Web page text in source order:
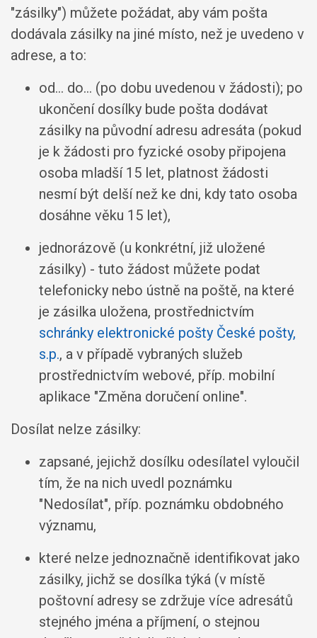
"zásilky") můžete požádat, aby vám pošta
dodávala zásilky na jiné místo, než je uvedeno v
adrese, a to:
od... do... (po dobu uvedenou v žádosti); po
ukončení dosílky bude pošta dodávat
zásilky na původní adresu adresáta (pokud
je k žádosti pro fyzické osoby připojena
osoba mladší 15 let, platnost žádosti
nesmí být delší než ke dni, kdy tato osoba
dosáhne věku 15 let),
jednorázově (u konkrétní, již uložené
zásilky) - tuto žádost můžete podat
telefonicky nebo ústně na poště, na které
je zásilka uložena, prostřednictvím
schránky elektronické pošty České pošty,
s.p., a v případě vybraných služeb
prostřednictvím webové, příp. mobilní
aplikace "Změna doručení online".
Dosílat nelze zásilky:
zapsané, jejichž dosílku odesílatel vyloučil
tím, že na nich uvedl poznámku
"Nedosílat", příp. poznámku obdobného
významu,
které nelze jednoznačně identifikovat jako
zásilky, jichž se dosílka týká (v místě
poštovní adresy se zdržuje více adresátů
stejného jména a příjmení, o stejnou